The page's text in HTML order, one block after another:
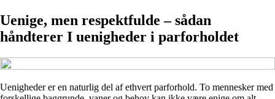
Uenige, men respektfulde – sådan
håndterer I uenigheder i parforholdet
Uenigheder er en naturlig del af ethvert parforhold. To mennesker med